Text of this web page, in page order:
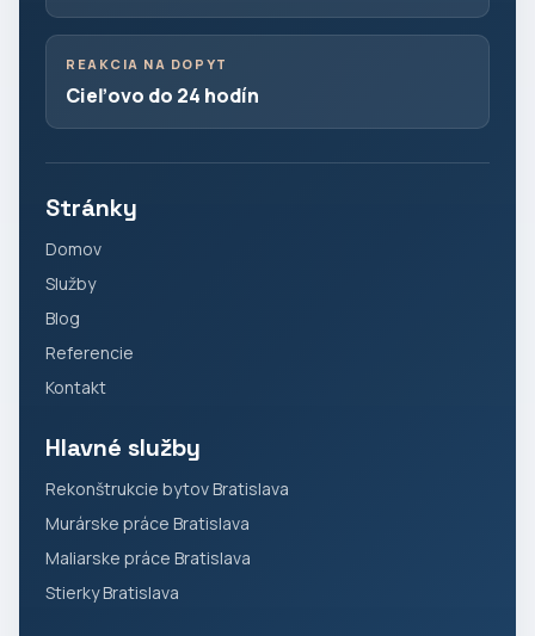
REAKCIA NA DOPYT
Cieľovo do 24 hodín
Stránky
Domov
Služby
Blog
Referencie
Kontakt
Hlavné služby
Rekonštrukcie bytov Bratislava
Murárske práce Bratislava
Maliarske práce Bratislava
Stierky Bratislava